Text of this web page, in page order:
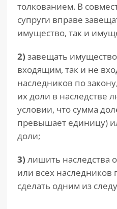
толкованием. В
супруги вправе
имущество, так и
2) завещать
входящим, так и не
наследников по
их доли в наследстве
условии, что сумма
превышает единицу)
доли;
3) лишить наследства
или всех наследников
сделать одним из